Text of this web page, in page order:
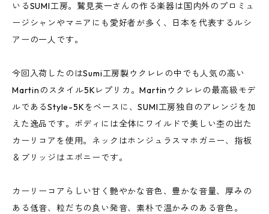
いるSUMI工房。鷲見英一さんの作る楽器は国内外のプロミュ
ージシャンやマニアにも愛好者が多く、日本を代表するルシ
アーの一人です。
今回入荷したのはSumi工房製ウクレレの中でも人気の高い
Martinのスタイル5Kレプリカ。Martinウクレレの最高級モデ
ルであるStyle-5Kをベースに、SUMI工房独自のアレンジを加
えた逸品です。ボディには全体にワイルドで美しい杢の出た
カーリコアを使用。ネックはホンジュラスマホガニー、指板
＆ブリッジはエボニーです。
カーリーコアらしい甘く艶やかな音色、豊かな音量、厚みの
ある低音、粒だちの良い発音、素朴で温かみのある音色。